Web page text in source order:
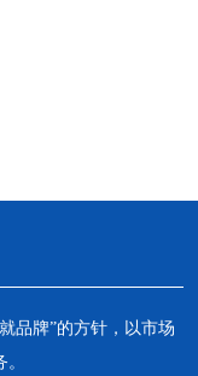
品牌”的方针，以市场